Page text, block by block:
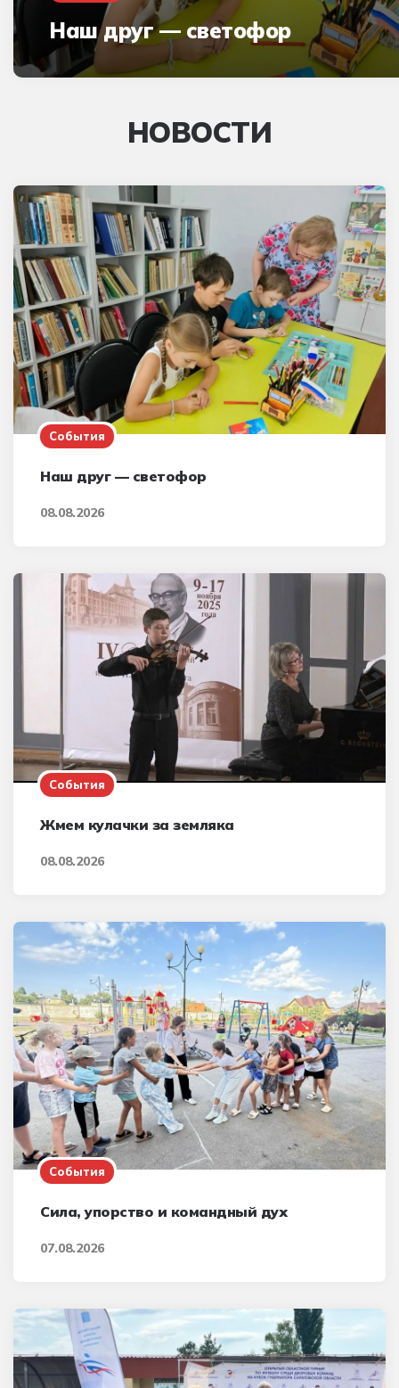
Наш друг — светофор
НОВОСТИ
События
Наш друг — светофор
08.08.2026
События
Жмем кулачки за земляка
08.08.2026
События
Сила, упорство и командный дух
07.08.2026